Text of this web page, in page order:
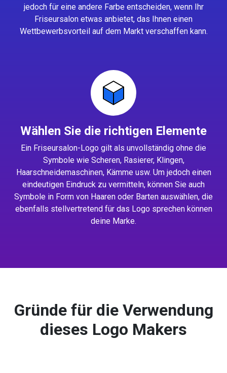
jedoch für eine andere Farbe entscheiden, wenn Ihr
Friseursalon etwas anbietet, das Ihnen einen
Wettbewerbsvorteil auf dem Markt verschaffen kann.
Wählen Sie die richtigen Elemente
Ein Friseursalon-Logo gilt als unvollständig ohne die
Symbole wie Scheren, Rasierer, Klingen,
Haarschneidemaschinen, Kämme usw. Um jedoch einen
eindeutigen Eindruck zu vermitteln, können Sie auch
Symbole in Form von Haaren oder Barten auswählen, die
ebenfalls stellvertretend für das Logo sprechen können
deine Marke.
Gründe für die Verwendung
dieses Logo Makers